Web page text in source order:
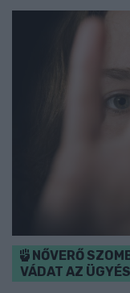
NŐVERŐ
VÁDAT AZ